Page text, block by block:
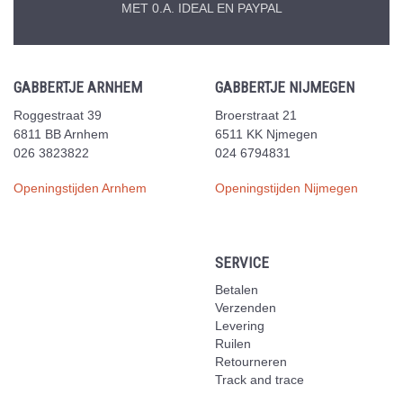
MET 0.A. IDEAL EN PAYPAL
GABBERTJE ARNHEM
Roggestraat 39
6811 BB Arnhem
026 3823822
Openingstijden Arnhem
GABBERTJE NIJMEGEN
Broerstraat 21
6511 KK Njmegen
024 6794831
Openingstijden Nijmegen
SERVICE
Betalen
Verzenden
Levering
Ruilen
Retourneren
Track and trace